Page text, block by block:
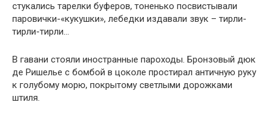
стукались тарелки буферов, тоненько посвистывали
паровички-«кукушки», лебедки издавали звук – тирли-
тирли-тирли…
В гавани стояли иностранные пароходы. Бронзовый дюк
де Ришелье с бомбой в цоколе простирал античную руку
к голубому морю, покрытому светлыми дорожками
штиля.